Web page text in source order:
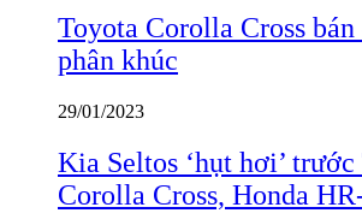
Toyota Corolla Cross
phân khúc
29/01/2023
Kia Seltos ‘hụt hơi’
Corolla Cross, Honda